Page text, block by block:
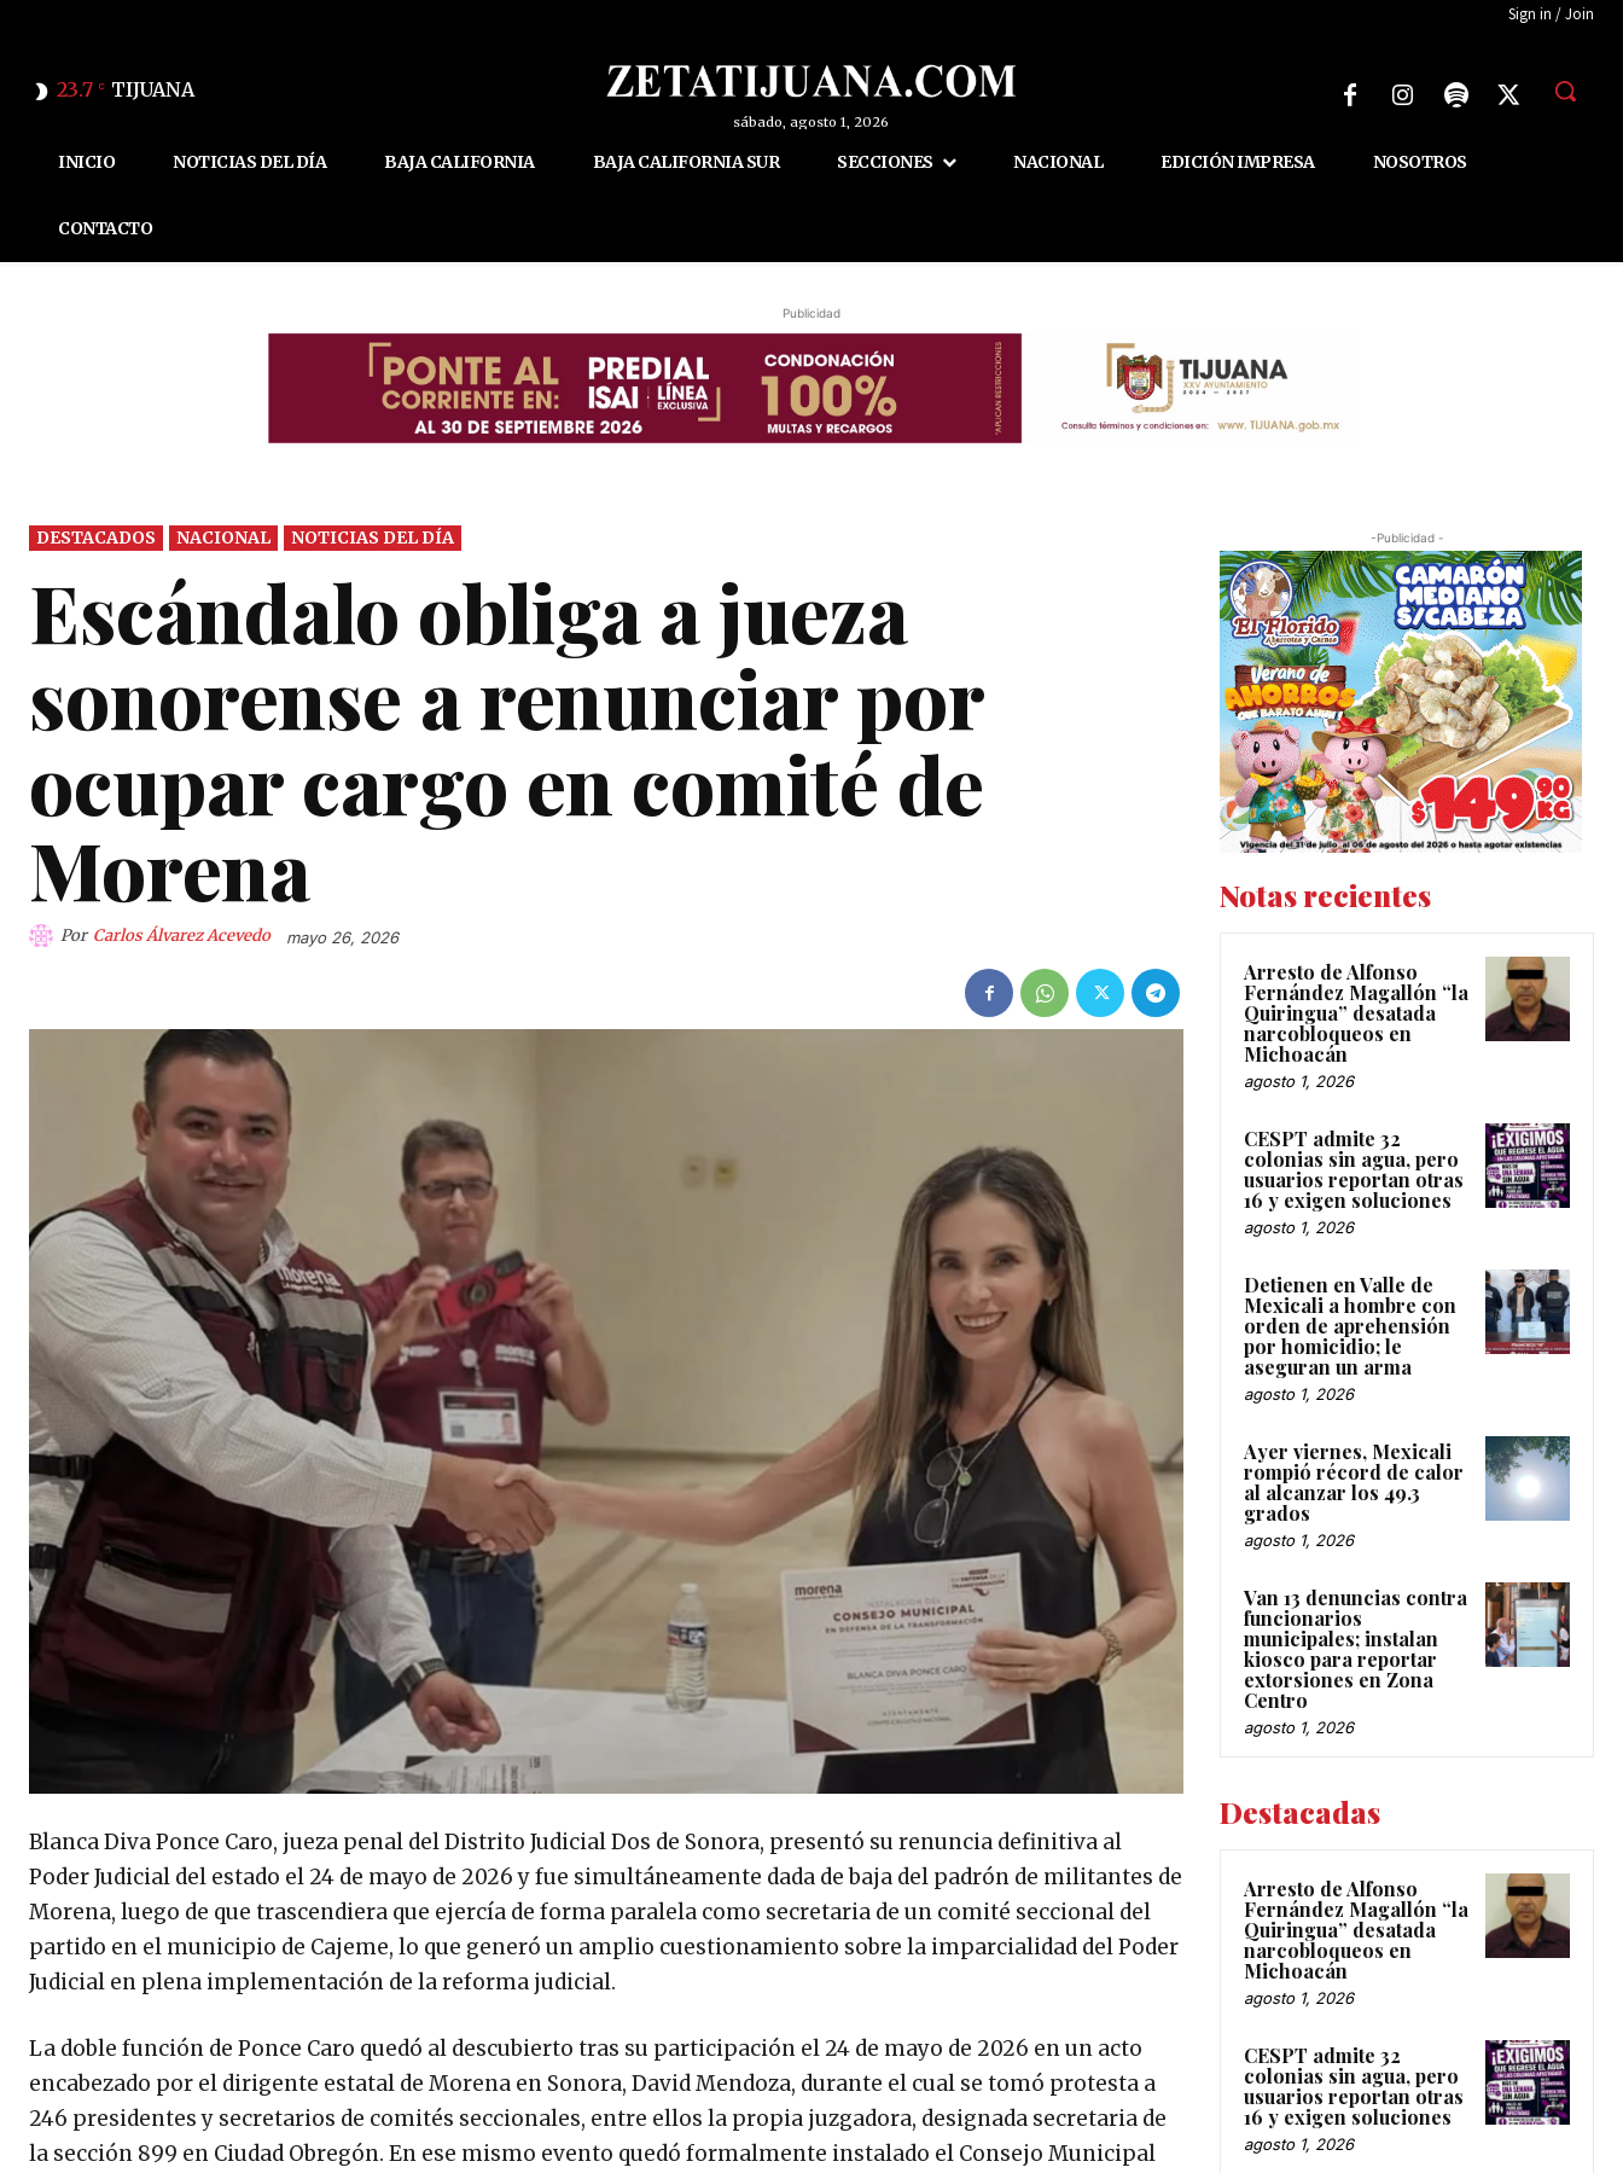
Sign in / Join
23.7 C TIJUANA
sábado, agosto 1, 2026
INICIO NOTICIAS DEL DÍA BAJA CALIFORNIA BAJA CALIFORNIA SUR SECCIONES NACIONAL EDICIÓN IMPRESA NOSOTROS
CONTACTO
Publicidad
DESTACADOS NACIONAL NOTICIAS DEL DÍA
Escándalo obliga a jueza
sonorense a renunciar por
ocupar cargo en comité de
Morena
Por Carlos Álvarez Acevedo mayo 26, 2026
Blanca Diva Ponce Caro, jueza penal del Distrito Judicial Dos de Sonora, presentó su renuncia definitiva al
Poder Judicial del estado el 24 de mayo de 2026 y fue simultáneamente dada de baja del padrón de militantes de
Morena, luego de que trascendiera que ejercía de forma paralela como secretaria de un comité seccional del
partido en el municipio de Cajeme, lo que generó un amplio cuestionamiento sobre la imparcialidad del Poder
Judicial en plena implementación de la reforma judicial.
La doble función de Ponce Caro quedó al descubierto tras su participación el 24 de mayo de 2026 en un acto
encabezado por el dirigente estatal de Morena en Sonora, David Mendoza, durante el cual se tomó protesta a
246 presidentes y secretarios de comités seccionales, entre ellos la propia juzgadora, designada secretaria de
la sección 899 en Ciudad Obregón. En ese mismo evento quedó formalmente instalado el Consejo Municipal
-Publicidad -
Notas recientes
Arresto de Alfonso
Fernández Magallón “la
Quiringua” desatada
narcobloqueos en
Michoacán
agosto 1, 2026
CESPT admite 32
colonias sin agua, pero
usuarios reportan otras
16 y exigen soluciones
agosto 1, 2026
Detienen en Valle de
Mexicali a hombre con
orden de aprehensión
por homicidio; le
aseguran un arma
agosto 1, 2026
Ayer viernes, Mexicali
rompió récord de calor
al alcanzar los 49.3
grados
agosto 1, 2026
Van 13 denuncias contra
funcionarios
municipales; instalan
kiosco para reportar
extorsiones en Zona
Centro
agosto 1, 2026
Destacadas
Arresto de Alfonso
Fernández Magallón “la
Quiringua” desatada
narcobloqueos en
Michoacán
agosto 1, 2026
CESPT admite 32
colonias sin agua, pero
usuarios reportan otras
16 y exigen soluciones
agosto 1, 2026